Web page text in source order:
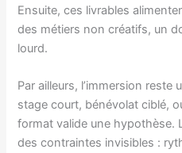
Ensuite, ces livrables
des métiers non créatifs, un
lourd.
Par ailleurs, l’immersion reste
stage court, bénévolat ciblé,
format valide une hypothèse.
des contraintes invisibles :